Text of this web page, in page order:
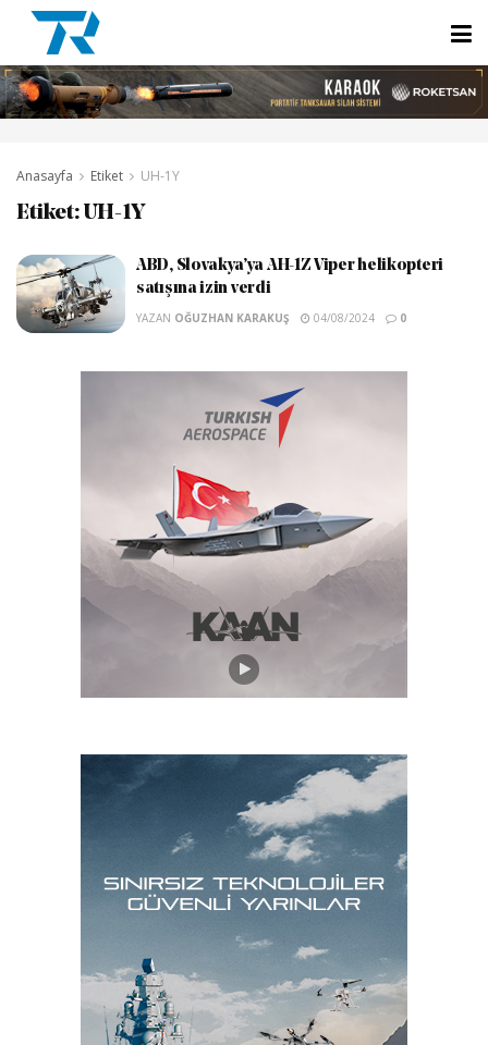
Anasayfa Etiket UH-1Y
Etiket: UH-1Y
ABD, Slovakya’ya AH-1Z Viper helikopteri
satışına izin verdi
YAZAN OĞUZHAN KARAKUŞ 04/08/2024 0